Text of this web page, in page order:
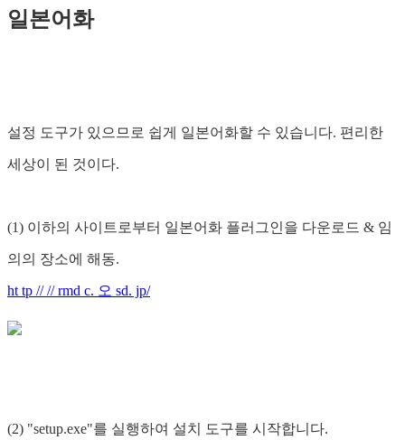
일본어화
설정 도구가 있으므로 쉽게 일본어화할 수 있습니다. 편리한
세상이 된 것이다.
(1) 이하의 사이트로부터 일본어화 플러그인을 다운로드 & 임
의의 장소에 해동.
ht tp // // rmd c. 오 sd. jp/
(2) "setup.exe"를 실행하여 설치 도구를 시작합니다.